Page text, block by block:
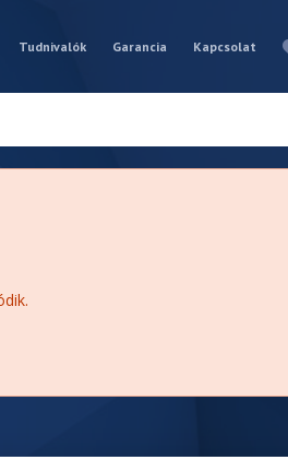
Tudnivalók Garancia Kapcsolat